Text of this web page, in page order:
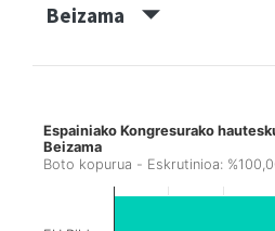
Beizama
Espainiako Kongresurako
Beizama
Boto kopurua - Eskrutinioa: